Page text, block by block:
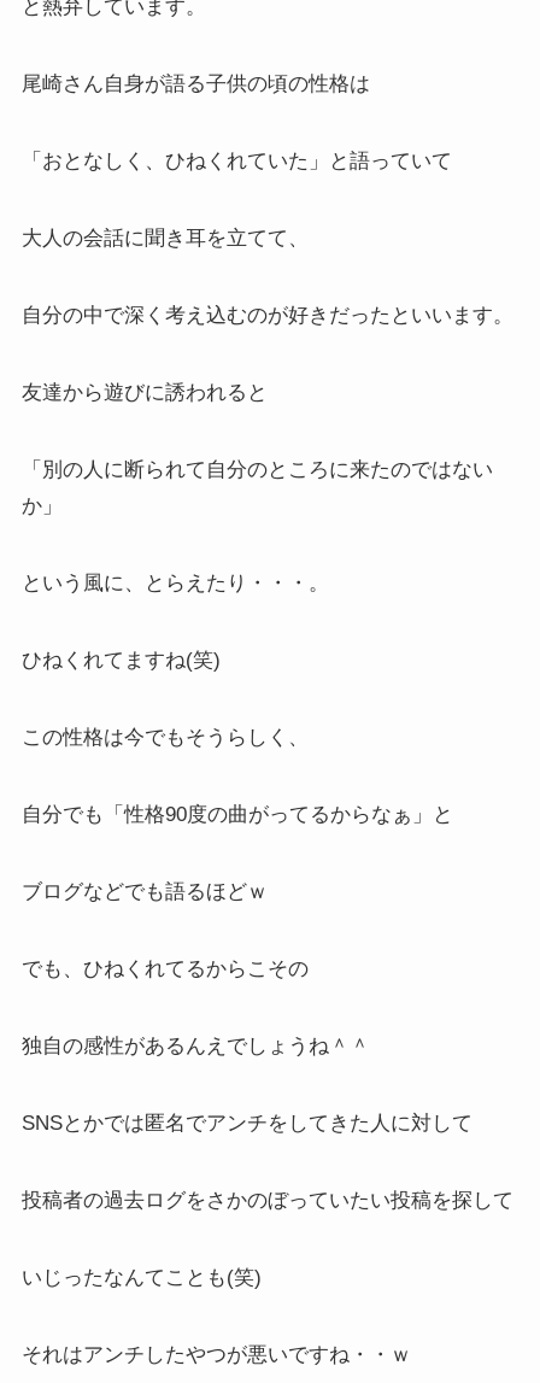
と熱弁しています。
尾崎さん自身が語る子供の頃の性格は
「おとなしく、ひねくれていた」と語っていて
大人の会話に聞き耳を立てて、
自分の中で深く考え込むのが好きだったといいます。
友達から遊びに誘われると
「別の人に断られて自分のところに来たのではない
か」
という風に、とらえたり・・・。
ひねくれてますね(笑)
この性格は今でもそうらしく、
自分でも「性格90度の曲がってるからなぁ」と
ブログなどでも語るほどｗ
でも、ひねくれてるからこその
独自の感性があるんえでしょうね＾＾
SNSとかでは匿名でアンチをしてきた人に対して
投稿者の過去ログをさかのぼっていたい投稿を探して
いじったなんてことも(笑)
それはアンチしたやつが悪いですね・・ｗ